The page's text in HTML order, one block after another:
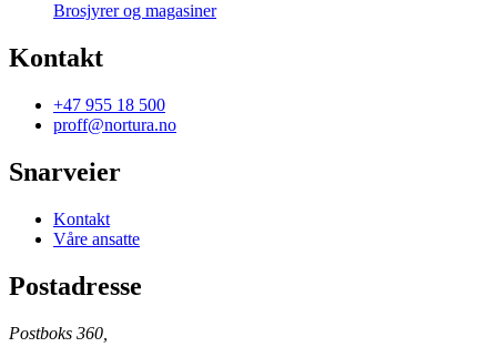
Brosjyrer og magasiner
Kontakt
+47 955 18 500
proff@nortura.no
Snarveier
Kontakt
Våre ansatte
Postadresse
Postboks 360,